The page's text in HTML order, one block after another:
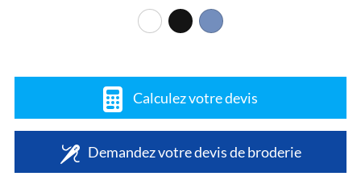
Calculez votre devis
Demandez votre devis de broderie